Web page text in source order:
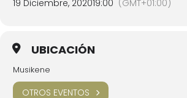
19 Diciembre, 202019:00 (GMT+01:00)
UBICACIÓN
Musikene
OTROS EVENTOS